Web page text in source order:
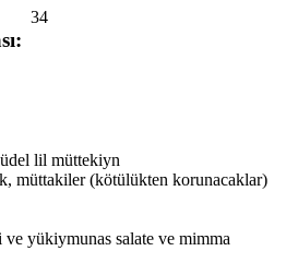
34
lil müttekiyn
müttakiler (kötülükten korunacaklar)
yükiymunas salate ve mimma